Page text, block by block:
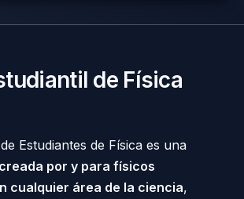
de Física
Estudiantes de Física es una
por y para físicos
cualquier área de la ciencia,